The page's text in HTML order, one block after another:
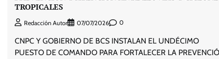
TROPICALES
Redacción Autor 07/07/2026 0
CNPC Y GOBIERNO DE BCS INSTALAN EL UNDÉCIMO
PUESTO DE COMANDO PARA FORTALECER LA